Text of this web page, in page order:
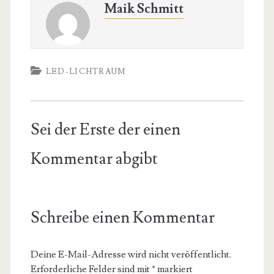
Maik Schmitt
LED-LICHTRAUM
Sei der Erste der einen
Kommentar abgibt
Schreibe einen Kommentar
Deine E-Mail-Adresse wird nicht veröffentlicht.
Erforderliche Felder sind mit*markiert